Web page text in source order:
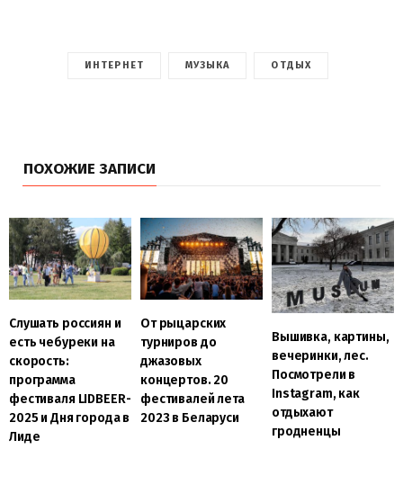
ИНТЕРНЕТ МУЗЫКА ОТДЫХ
ПОХОЖИЕ ЗАПИСИ
Слушать россиян и
есть чебуреки на
скорость:
программа
фестиваля LIDBEER-
2025 и Дня города в
Лиде
От рыцарских
турниров до
джазовых
концертов. 20
фестивалей лета
2023 в Беларуси
Вышивка, картины,
вечеринки, лес.
Посмотрели в
Instagram, как
отдыхают
гродненцы